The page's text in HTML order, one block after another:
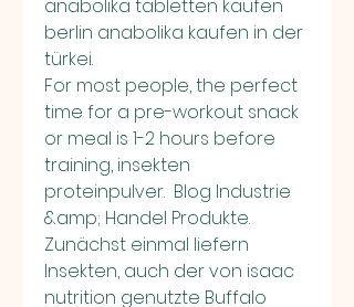
anabolika tabletten kaufen
berlin anabolika kaufen in der
türkei.
For most people, the perfect
time for a pre-workout snack
or meal is 1-2 hours before
training, insekten
proteinpulver.  Blog Industrie
&amp; Handel Produkte.
Zunächst einmal liefern
Insekten, auch der von isaac
nutrition genutzte Buffalo